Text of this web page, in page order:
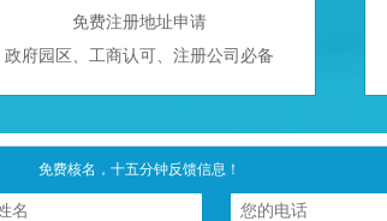
免费注册地址申请
政府园区、工商认可、注册公司必备
免费核名，十五分钟反馈信息！